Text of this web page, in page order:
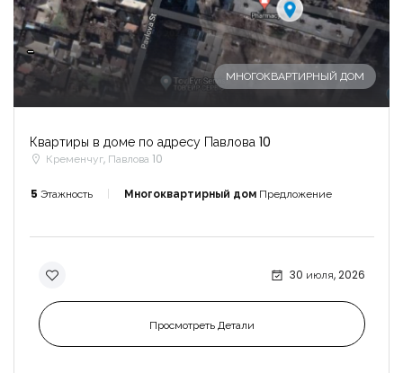
-
МНОГОКВАРТИРНЫЙ ДОМ
Квартиры в доме по адресу Павлова 10
Кременчуг, Павлова 10
5 Этажность Многоквартирный дом Предложение
30 июля, 2026
Просмотреть Детали